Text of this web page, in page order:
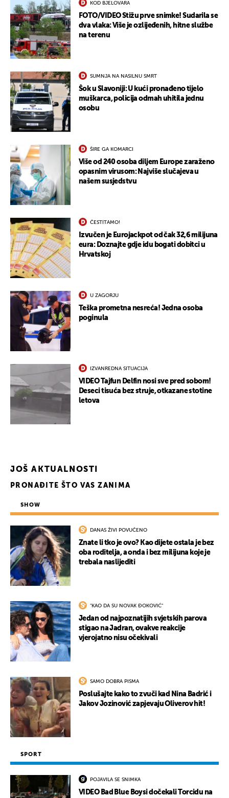
KOD BJELOVARA
FOTO/VIDEO Stižu prve snimke! Sudarila se
dva vlaka: Više je ozlijeđenih, hitne službe
na terenu
SUMNJA NA NASILNU SMRT
Šok u Slavoniji: U kući pronađeno tijelo
muškarca, policija odmah uhitila jednu
osobu
ŠIRE GA KOMARCI
Više od 240 osoba diljem Europe zaraženo
opasnim virusom: Najviše slučajeva u
našem susjedstvu
ČESTITAMO!
Izvučen je Eurojackpot od čak 32,6 milijuna
eura: Doznajte gdje idu bogati dobitci u
Hrvatskoj
U ZAGORJU
Teška prometna nesreća! Jedna osoba
poginula
IZVANREDNA SITUACIJA
VIDEO Tajfun Delfin nosi sve pred sobom!
Deseci tisuća bez struje, otkazane stotine
letova
JOŠ AKTUALNOSTI
PRONAĐITE ŠTO VAS ZANIMA
SHOW
DANAS ŽIVI POVUČENO
Znate li tko je ovo? Kao dijete ostala je bez
oba roditelja, a onda i bez milijuna koje je
trebala naslijediti
"KAO DA SU NOVAK ĐOKOVIĆ"
Jedan od najpoznatijih svjetskih parova
stigao na Jadran, ovakve reakcije
vjerojatno nisu očekivali
SAMO DOBRA PISMA
Poslušajte kako to zvuči kad Nina Badrić i
Jakov Jozinović zapjevaju Oliverov hit!
SPORT
POJAVILA SE SNIMKA
VIDEO Bad Blue Boysi dočekali Torcidu na
UKLJUČITE NOTIFIKACIJE